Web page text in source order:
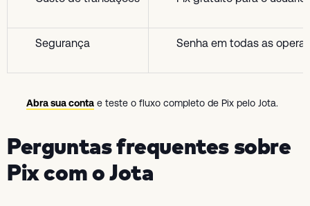
Segurança Senha em todas as
Abra sua conta e teste o fluxo completo de Pix pelo Jota.
Perguntas frequentes sobre
Pix com o Jota